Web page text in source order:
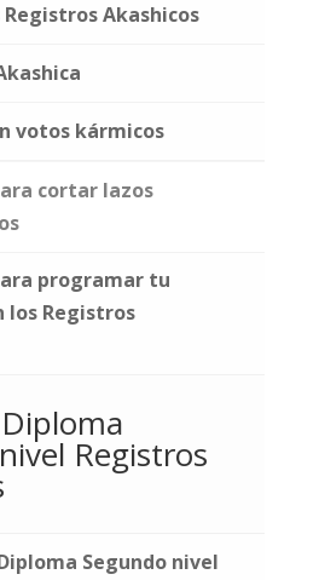
Registros Akashicos
votos kármicos
cortar lazos
programar tu
los Registros
Registros
Segundo nivel